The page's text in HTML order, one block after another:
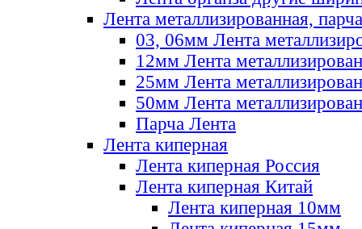
Лента металлизированная, парча
03, 06мм Лента
12мм Лента
25мм Лента
50мм Лента
Парча Лента
Лента киперная
Лента киперная Россия
Лента киперная Китай
Лента киперная 10мм